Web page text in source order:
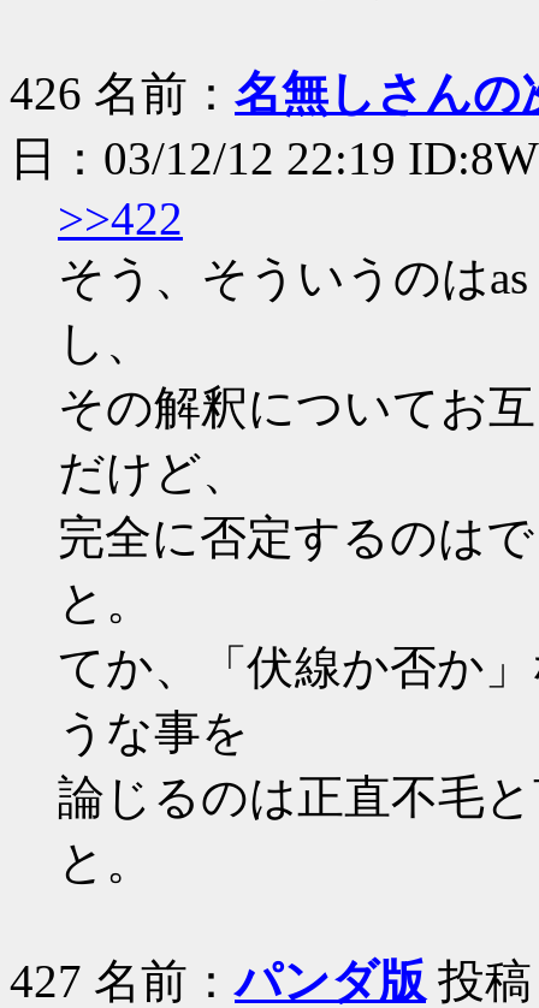
426 名前： 名無しさんの
日：03/12/12 22:19
>>422
そう、そういうのは
し、
その解釈についてお
だけど、
完全に否定するのは
と。
てか、「伏線か否か
うな事を
論じるのは正直不毛
と。
427 名前：パンダ版 投